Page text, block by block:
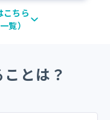
こちら
覧）
とは？